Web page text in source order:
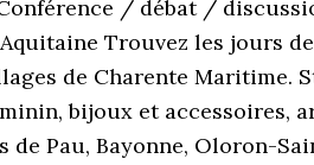
/ débat /
Trouvez les jours
de Charente Maritime.
bijoux et accessoires,
de Pau, Bayonne, Oloron-